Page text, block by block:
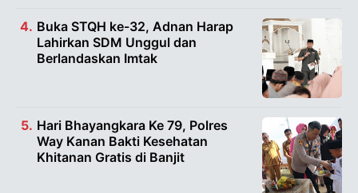
Buka STQH ke-32, Adnan Harap
Lahirkan SDM Unggul dan
Berlandaskan Imtak
Hari Bhayangkara Ke 79, Polres
Way Kanan Bakti Kesehatan
Khitanan Gratis di Banjit